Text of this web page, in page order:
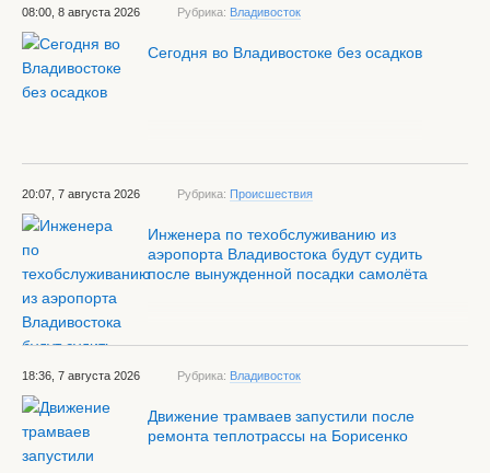
08:00, 8 августа 2026 Рубрика: Владивосток
Сегодня во Владивостоке без осадков
20:07, 7 августа 2026 Рубрика: Происшествия
Инженера по техобслуживанию из
аэропорта Владивостока будут судить
после вынужденной посадки самолёта
18:36, 7 августа 2026 Рубрика: Владивосток
Движение трамваев запустили после
ремонта теплотрассы на Борисенко